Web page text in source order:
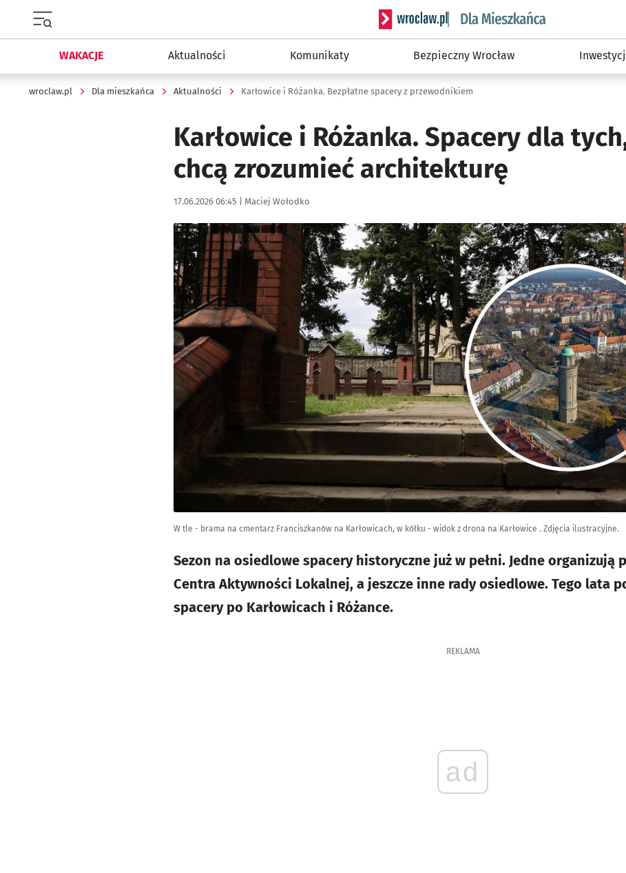
Serwis informacyjny wroclaw.pl podserwis: Dla
WAKACJE Aktualności Komunikaty Bezpieczny Wrocław
wroclaw.pl Dla mieszkańca Aktualności Karłowice i Różanka. Bezpłatne spacery z przewodnikiem
Karłowice i Różanka. Spacery dla
chcą zrozumieć architekturę
Data publikacji:
17.06.2026 06:45 | Autor:
Maciej Wołodko
Kliknij, aby powiększyć
W tle - brama na cmentarz Franciszkanów na Karłowicach, w kółku - widok z drona na Karłowice . Zdjęcia ilustracyjne.
Sezon na osiedlowe spacery historyczne już w pełni. Jedne organizują
Centra Aktywności Lokalnej, a jeszcze inne rady osiedlowe. Tego lata
spacery po Karłowicach i Różance.
REKLAMA
ad